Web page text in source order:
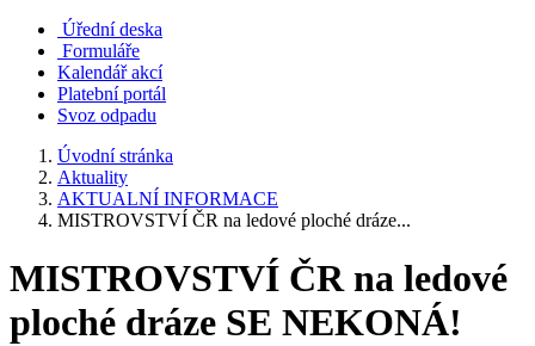
Úřední deska
Formuláře
Kalendář akcí
Platební portál
Svoz odpadu
Úvodní stránka
Aktuality
AKTUALNÍ INFORMACE
MISTROVSTVÍ ČR na ledové ploché dráze...
MISTROVSTVÍ ČR na ledové
ploché dráze SE NEKONÁ!